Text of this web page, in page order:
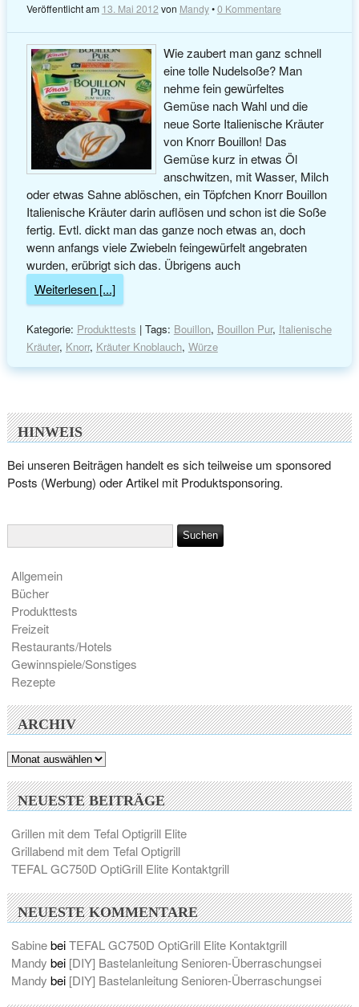
Veröffentlicht am 13. Mai 2012 von Mandy•0 Kommentare
Wie zaubert man ganz schnell
eine tolle Nudelsoße? Man
nehme fein gewürfeltes
Gemüse nach Wahl und die
neue Sorte Italienische Kräuter
von Knorr Bouillon! Das
Gemüse kurz in etwas Öl
anschwitzen, mit Wasser, Milch
oder etwas Sahne ablöschen, ein Töpfchen Knorr Bouillon
Italienische Kräuter darin auflösen und schon ist die Soße
fertig. Evtl. dickt man das ganze noch etwas an, doch
wenn anfangs viele Zwiebeln feingewürfelt angebraten
wurden, erübrigt sich das. Übrigens auch
Weiterlesen [...]
Kategorie: Produkttests | Tags: Bouillon, Bouillon Pur, Italienische
Kräuter, Knorr, Kräuter Knoblauch, Würze
HINWEIS
Bei unseren Beiträgen handelt es sich teilweise um sponsored
Posts (Werbung) oder Artikel mit Produktsponsoring.
Allgemein
Bücher
Produkttests
Freizeit
Restaurants/Hotels
Gewinnspiele/Sonstiges
Rezepte
ARCHIV
Archiv
NEUESTE BEITRÄGE
Grillen mit dem Tefal Optigrill Elite
Grillabend mit dem Tefal Optigrill
TEFAL GC750D OptiGrill Elite Kontaktgrill
NEUESTE KOMMENTARE
SabinebeiTEFAL GC750D OptiGrill Elite Kontaktgrill
Mandy bei [DIY] Bastelanleitung Senioren-Überraschungsei
Mandy bei [DIY] Bastelanleitung Senioren-Überraschungsei